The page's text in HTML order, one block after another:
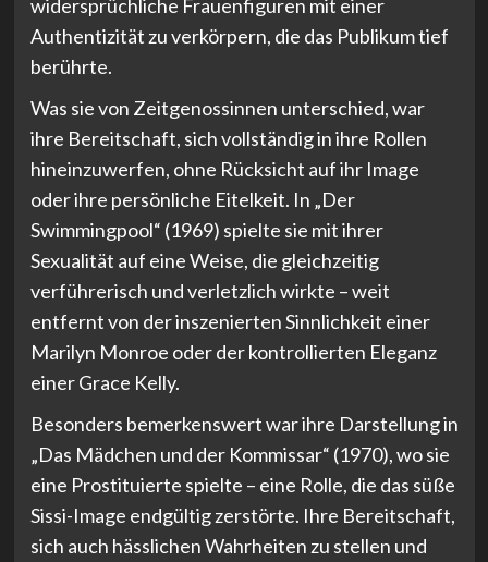
widersprüchliche Frauenfiguren mit einer
Authentizität zu verkörpern, die das Publikum tief
berührte.
Was sie von Zeitgenossinnen unterschied, war
ihre Bereitschaft, sich vollständig in ihre Rollen
hineinzuwerfen, ohne Rücksicht auf ihr Image
oder ihre persönliche Eitelkeit. In „Der
Swimmingpool“ (1969) spielte sie mit ihrer
Sexualität auf eine Weise, die gleichzeitig
verführerisch und verletzlich wirkte – weit
entfernt von der inszenierten Sinnlichkeit einer
Marilyn Monroe oder der kontrollierten Eleganz
einer Grace Kelly.
Besonders bemerkenswert war ihre Darstellung in
„Das Mädchen und der Kommissar“ (1970), wo sie
eine Prostituierte spielte – eine Rolle, die das süße
Sissi-Image endgültig zerstörte. Ihre Bereitschaft,
sich auch hässlichen Wahrheiten zu stellen und